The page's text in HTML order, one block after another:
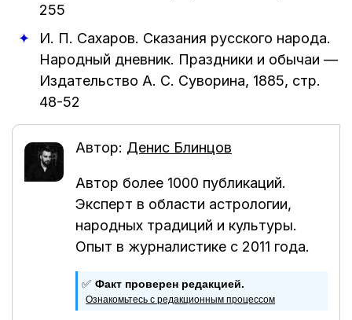
255
И. П. Сахаров. Сказания русского народа.
Народный дневник. Праздники и обычаи —
Издательство А. С. Суворина, 1885, стр.
48-52
Автор: Денис Блинцов
Автор более 1000 публикаций.
Эксперт в области астрологии,
народных традиций и культуры.
Опыт в журналистике с 2011 года.
✅ Факт проверен редакцией.
Ознакомьтесь с редакционным процессом